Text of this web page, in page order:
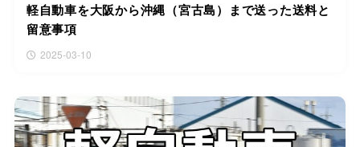
軽自動車を大阪から沖縄（宮古島）まで送った送料と
留意事項
2025-03-10